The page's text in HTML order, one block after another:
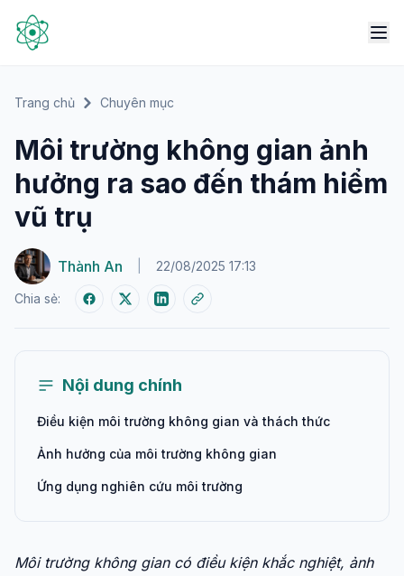
Trang chủ Chuyên mục
Môi trường không gian ảnh
hưởng ra sao đến thám hiểm
vũ trụ
Thành An 22/08/2025 17:13
Chia sẻ:
Nội dung chính
Điều kiện môi trường không gian và thách thức
Ảnh hưởng của môi trường không gian
Ứng dụng nghiên cứu môi trường
Môi trường không gian có điều kiện khắc nghiệt, ảnh